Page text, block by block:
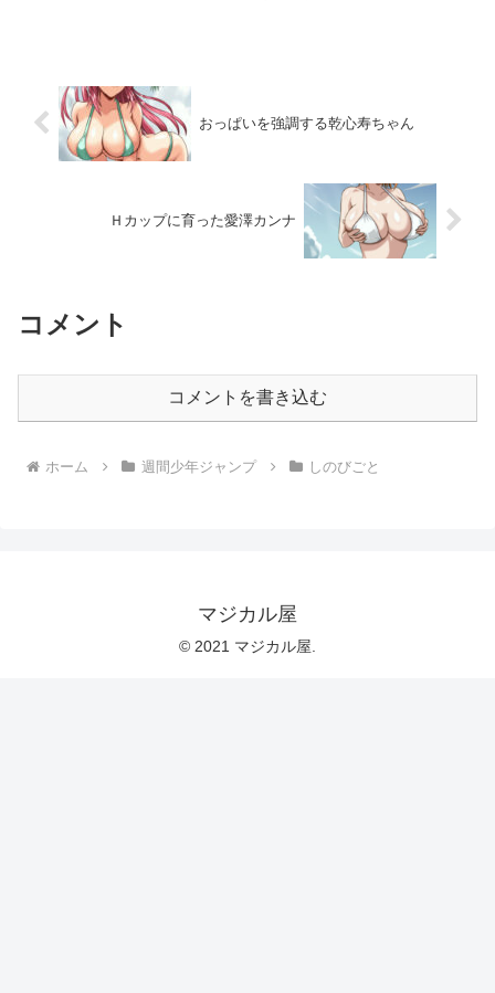
おっぱいを強調する乾心寿ちゃん
Ｈカップに育った愛澤カンナ
コメント
コメントを書き込む
ホーム 週間少年ジャンプ しのびごと
マジカル屋
© 2021 マジカル屋.